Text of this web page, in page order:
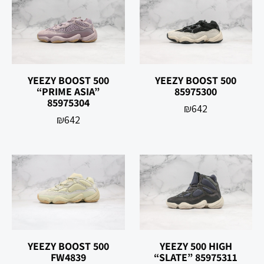
YEEZY BOOST 500
85975300
₪642
YEEZY BOOST 500
“PRIME ASIA”
85975304
₪642
YEEZY 500 HIGH
“SLATE” 85975311
YEEZY BOOST 500
FW4839